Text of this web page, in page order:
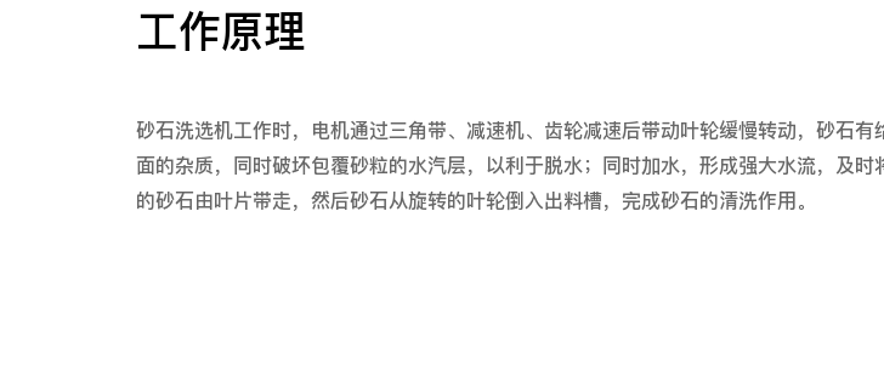
工作原理
砂石洗选机工作时，电机通过三角带、减速机、齿轮减速后带动叶轮缓慢转动，砂石
面的杂质，同时破坏包覆砂粒的水汽层，以利于脱水；同时加水，形成强大水流，及
的砂石由叶片带走，然后砂石从旋转的叶轮倒入出料槽，完成砂石的清洗作用。